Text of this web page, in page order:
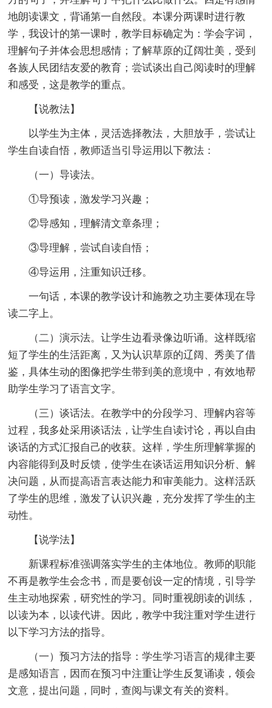
地朗读课文，背诵第一自然段。本课分两课时进行教
学，我设计的第一课时，教学目标确定为：学会字词，
理解句子并体会思想感情；了解草原的辽阔壮美，受到
各族人民团结友爱的教育；尝试谈出自己阅读时的理解
和感受，这是教学的重点。
【说教法】
以学生为主体，灵活选择教法，大胆放手，尝试让
学生自读自悟，教师适当引导运用以下教法：
（一）导读法。
①导预读，激发学习兴趣；
②导感知，理解清文章条理；
③导理解，尝试自读自悟；
④导运用，注重知识迁移。
一句话，本课的教学设计和施教之功主要体现在导
读二字上。
（二）演示法。让学生边看录像边听诵。这样既缩
短了学生的生活距离，又为认识草原的辽阔、秀美了借
鉴，具体生动的图像把学生带到美的意境中，有效地帮
助学生学习了语言文字。
（三）谈话法。在教学中的分段学习、理解内容等
过程，我多处采用谈话法，让学生自读讨论，再以自由
谈话的方式汇报自己的收获。这样，学生所理解掌握的
内容能得到及时反馈，使学生在谈话运用知识分析、解
决问题，从而提高语言表达能力和审美能力。这样活跃
了学生的思维，激发了认识兴趣，充分发挥了学生的主
动性。
【说学法】
新课程标准强调落实学生的主体地位。教师的职能
不再是教学生会念书，而是要创设一定的情境，引导学
生主动地探索，研究性的学习。同时重视朗读的训练，
以读为本，以读代讲。因此，教学中我注重对学生进行
以下学习方法的指导。
（一）预习方法的指导：学生学习语言的规律主要
是感知语言，因而在预习中注重让学生反复诵读，领会
文意，提出问题，同时，查阅与课文有关的资料。